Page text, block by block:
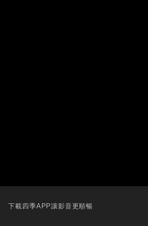
下載四季APP讓影音更順暢